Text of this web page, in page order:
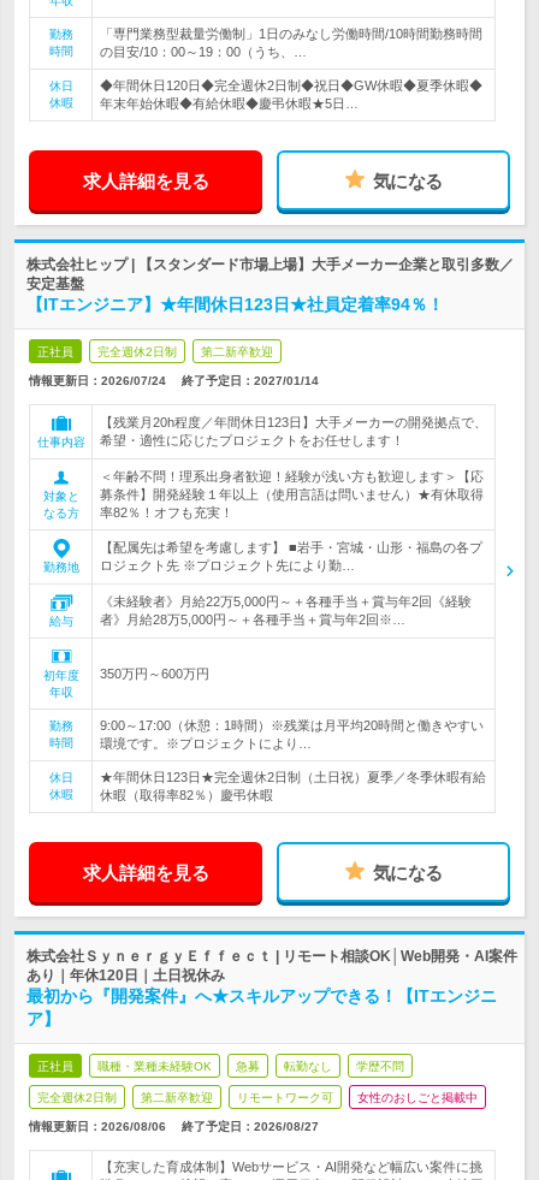
勤務
時間
「専門業務型裁量労働制」1日のみなし労働時間/10時間勤務時間
の目安/10：00～19：00（うち、…
休日
休暇
◆年間休日120日◆完全週休2日制◆祝日◆GW休暇◆夏季休暇◆
年末年始休暇◆有給休暇◆慶弔休暇★5日…
求人詳細を見る 気になる
株式会社ヒップ | 【スタンダード市場上場】大手メーカー企業と取引多数／
安定基盤
【ITエンジニア】★年間休日123日★社員定着率94％！
正社員 完全週休2日制 第二新卒歓迎
情報更新日：2026/07/24 終了予定日： 2027/01/14
仕事内容
【残業月20h程度／年間休日123日】大手メーカーの開発拠点で、
希望・適性に応じたプロジェクトをお任せします！
対象と
なる方
＜年齢不問！理系出身者歓迎！経験が浅い方も歓迎します＞【応
募条件】開発経験１年以上（使用言語は問いません）★有休取得
率82％！オフも充実！
勤務地
【配属先は希望を考慮します】 ■岩手・宮城・山形・福島の各プ
ロジェクト先 ※プロジェクト先により勤…
給与
《未経験者》月給22万5,000円～＋各種手当＋賞与年2回《経験
者》月給28万5,000円～＋各種手当＋賞与年2回※…
初年度
年収
350万円～600万円
勤務
時間
9:00～17:00（休憩：1時間）※残業は月平均20時間と働きやすい
環境です。※プロジェクトにより…
休日
休暇
★年間休日123日★完全週休2日制（土日祝）夏季／冬季休暇有給
休暇（取得率82％）慶弔休暇
求人詳細を見る 気になる
株式会社ＳｙｎｅｒｇｙＥｆｆｅｃｔ | リモート相談OK│Web開発・AI案件
あり｜年休120日｜土日祝休み
最初から『開発案件』へ★スキルアップできる！【ITエンジニ
ア】
正社員 職種・業種未経験OK 急募 転勤なし 学歴不問
完全週休2日制 第二新卒歓迎 リモートワーク可 女性のおしごと掲載中
情報更新日：2026/08/06 終了予定日： 2026/08/27
【充実した育成体制】Webサービス・AI開発など幅広い案件に挑